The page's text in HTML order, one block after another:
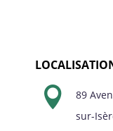

89
sur-